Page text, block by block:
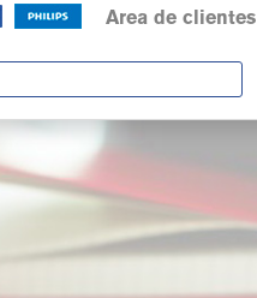
Area de clientes